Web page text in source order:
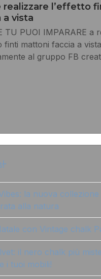
realizzare l’effetto
a vista
TU PUOI IMPARARE a
finti mattoni faccia a
al gruppo FB
la nuova
alla natura
con Vintage chalk
il nero chalk più
i tuoi mobili!